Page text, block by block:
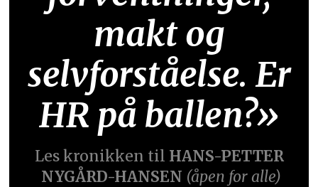
makt og
selvforståelse. Er
HR på ballen?»
Les kronikken til HANS-PETTER
NYGÅRD-HANSEN (åpen for alle)